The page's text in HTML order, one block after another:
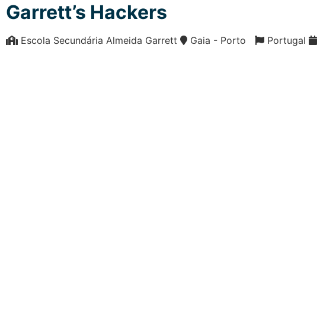
Garrett’s Hackers
Escola Secundária Almeida Garrett Gaia - Porto Portugal